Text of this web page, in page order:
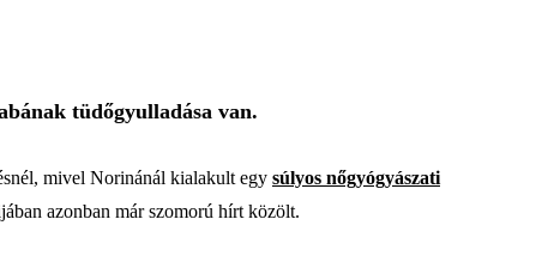
tüdőgyulladása van.
mivel Norinánál kialakult egy súlyos nőgyógyászati
azonban már szomorú hírt közölt.